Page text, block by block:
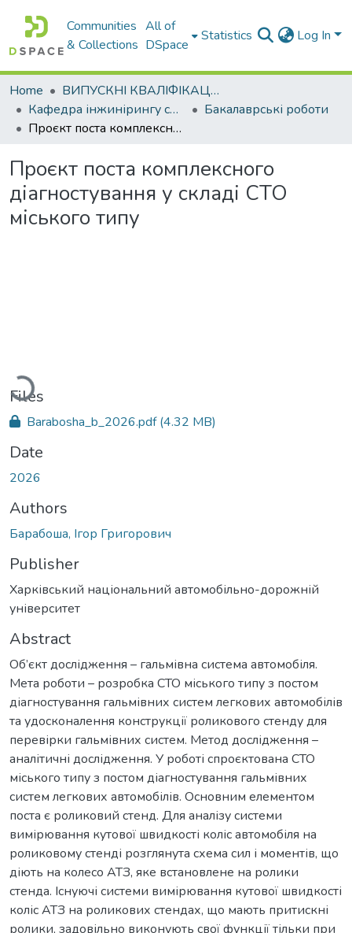
Communities
& Collections
All of
DSpace
Statistics Log In
Home
ВИПУСКНІ КВАЛІФІКАЦІЙНІ РОБОТИ
Кафедра інжинірингу систем автомобільного транспорту
Бакалаврські роботи
Проєкт поста комплексного діагностування у складі СТО міського типу
Проєкт поста комплексного
діагностування у складі СТО
міського типу
Loading...
Files
Barabosha_b_2026.pdf(4.32 MB)
Date
2026
Authors
Барабоша, Ігор Григорович
Publisher
Харківський національний автомобільно-дорожній
університет
Abstract
Об’єкт дослідження – гальмівна система автомобіля.
Мета роботи – розробка СТО міського типу з постом
діагностування гальмівних систем легкових автомобілів
та удосконалення конструкції роликового стенду для
перевірки гальмівних систем. Метод дослідження –
аналітичні дослідження. У роботі спроєктована СТО
міського типу з постом діагностування гальмівних
систем легкових автомобілів. Основним елементом
поста є роликовий стенд. Для аналізу системи
вимірювання кутової швидкості коліс автомобіля на
роликовому стенді розглянута схема сил і моментів, що
діють на колесо АТЗ, яке встановлене на ролики
стенда. Існуючі системи вимірювання кутової швидкості
коліс АТЗ на роликових стендах, що мають притискні
ролики, задовільно виконують свої функції тільки при